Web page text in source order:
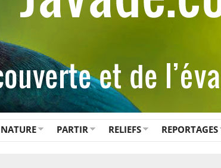
NATURE PARTIR RELIEFS REPORTAGES